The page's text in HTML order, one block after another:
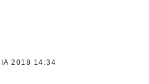
2018 14:34